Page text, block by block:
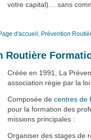
votre capital)… sans
d'accueil , Prévention
Routière
Créée en 1991, La
association régie par la loi
Composée de centres de
pour la formation des
missions principales :
Organiser des stages de